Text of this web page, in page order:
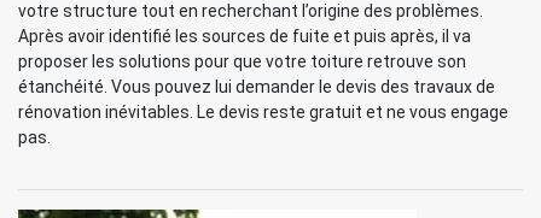
votre structure tout en recherchant l’origine des problèmes.
Après avoir identifié les sources de fuite et puis après, il va
proposer les solutions pour que votre toiture retrouve son
étanchéité. Vous pouvez lui demander le devis des travaux de
rénovation inévitables. Le devis reste gratuit et ne vous engage
pas.